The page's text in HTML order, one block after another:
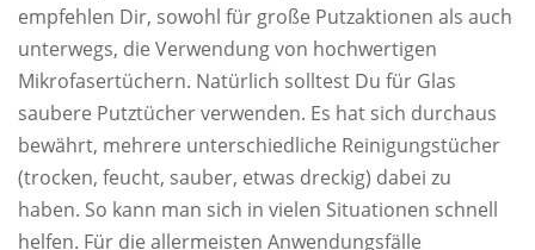
empfehlen Dir, sowohl für große Putzaktionen als auch
unterwegs, die Verwendung von hochwertigen
Mikrofasertüchern. Natürlich solltest Du für Glas
saubere Putztücher verwenden. Es hat sich durchaus
bewährt, mehrere unterschiedliche Reinigungstücher
(trocken, feucht, sauber, etwas dreckig) dabei zu
haben. So kann man sich in vielen Situationen schnell
helfen. Für die allermeisten Anwendungsfälle